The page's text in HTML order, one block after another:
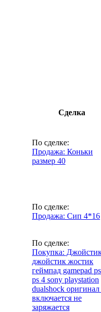
Сделка
По сделке:
Продажа: Коньки
размер 40
По сделке:
Продажа: Сип 4*16
По сделке:
Покупка:
джойстик жостик
геймпад gamepad
ps 4 sony playstation
dualshock оригинал
включается не
заряжается